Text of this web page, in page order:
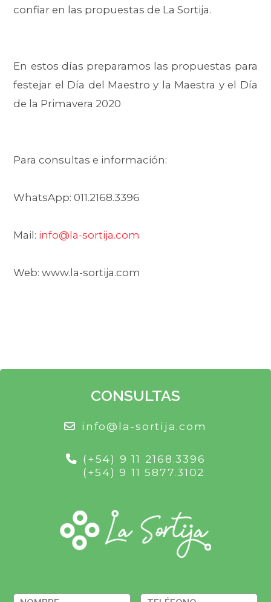
confiar en las propuestas de La Sortija.
En estos días preparamos las propuestas para
festejar el Día del Maestro y la Maestra y el Día
de la Primavera 2020
Para consultas e información:
WhatsApp: 011.2168.3396
Mail: info@la-sortija.com
Web: www.la-sortija.com
CONSULTAS
info@la-sortija.com
(+54) 9 11 2168.3396
(+54) 9 11 5877.3102